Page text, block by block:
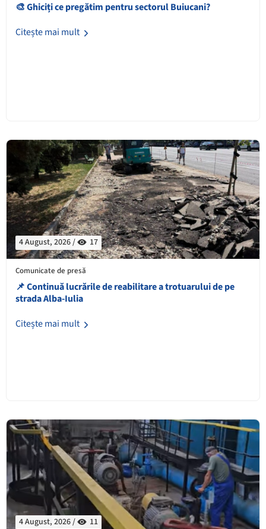
🎨 Ghiciți ce pregătim pentru sectorul Buiucani?
Citește mai mult
4 August, 2026 / 17
Comunicate de presă
📌 Continuă lucrările de reabilitare a trotuarului de pe
strada Alba-Iulia
Citește mai mult
4 August, 2026 / 11